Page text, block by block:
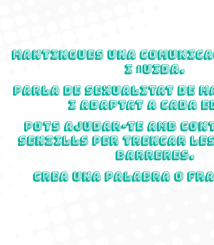
Mantingues una
i ﬂuida.
Parla de sexualitat de
i adaptat a cada
Pots ajudar-te amb
senzills per trencar
barreres.
Crea una palabra o